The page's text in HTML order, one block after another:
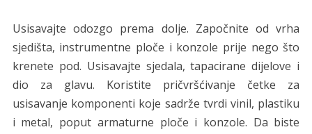
Usisavajte odozgo prema dolje. Započnite od vrha
sjedišta, instrumentne ploče i konzole prije nego što
krenete pod. Usisavajte sjedala, tapacirane dijelove i
dio za glavu. Koristite pričvršćivanje četke za
usisavanje komponenti koje sadrže tvrdi vinil, plastiku
i metal, poput armaturne ploče i konzole. Da biste